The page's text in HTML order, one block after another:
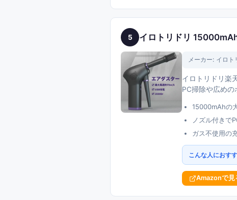
5 イロトリドリ
メーカー: イロト
イロトリドリ楽
PC掃除や広めの
15000mAhの
ノズル付きで
ガス不使用の
こんな人におす
Amazonで見